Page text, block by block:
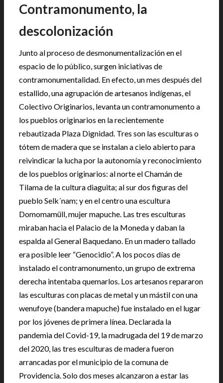
Contramonumento, la
descolonización
Junto al proceso de desmonumentalización en el
espacio de lo público, surgen iniciativas de
contramonumentalidad. En efecto, un mes después del
estallido, una agrupación de artesanos indígenas, el
Colectivo Originarios, levanta un contramonumento a
los pueblos originarios en la recientemente
rebautizada Plaza Dignidad. Tres son las esculturas o
tótem de madera que se instalan a cielo abierto para
reivindicar la lucha por la autonomía y reconocimiento
de los pueblos originarios: al norte el Chamán de
Tilama de la cultura diaguita; al sur dos figuras del
pueblo Selk´nam; y en el centro una escultura
Domomamüll, mujer mapuche. Las tres esculturas
miraban hacia el Palacio de la Moneda y daban la
espalda al General Baquedano. En un madero tallado
era posible leer “Genocidio”. A los pocos días de
instalado el contramonumento, un grupo de extrema
derecha intentaba quemarlos. Los artesanos repararon
las esculturas con placas de metal y un mástil con una
wenufoye (bandera mapuche) fue instalado en el lugar
por los jóvenes de primera línea. Declarada la
pandemia del Covid-19, la madrugada del 19 de marzo
del 2020, las tres esculturas de madera fueron
arrancadas por el municipio de la comuna de
Providencia. Solo dos meses alcanzaron a estar las